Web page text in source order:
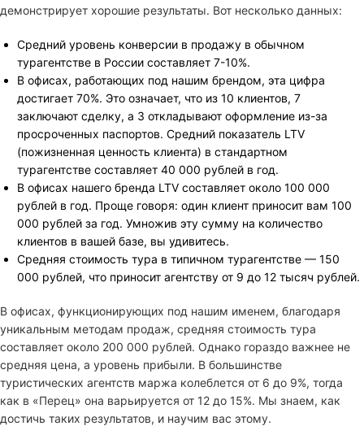
демонстрирует хорошие результаты. Вот несколько данных:
Средний уровень конверсии в продажу в обычном
турагентстве в России составляет 7-10%.
В офисах, работающих под нашим брендом, эта цифра
достигает 70%. Это означает, что из 10 клиентов, 7
заключают сделку, а 3 откладывают оформление из-за
просроченных паспортов. Средний показатель LTV
(пожизненная ценность клиента) в стандартном
турагентстве составляет 40 000 рублей в год.
В офисах нашего бренда LTV составляет около 100 000
рублей в год. Проще говоря: один клиент приносит вам 100
000 рублей за год. Умножив эту сумму на количество
клиентов в вашей базе, вы удивитесь.
Средняя стоимость тура в типичном турагентстве — 150
000 рублей, что приносит агентству от 9 до 12 тысяч рублей.
В офисах, функционирующих под нашим именем, благодаря
уникальным методам продаж, средняя стоимость тура
составляет около 200 000 рублей. Однако гораздо важнее не
средняя цена, а уровень прибыли. В большинстве
туристических агентств маржа колеблется от 6 до 9%, тогда
как в «Перец» она варьируется от 12 до 15%. Мы знаем, как
достичь таких результатов, и научим вас этому.